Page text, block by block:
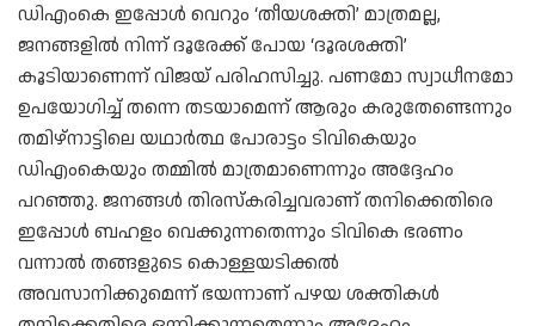
ഡിഎംകെ ഇപ്പോൾ വെറും ‘തീയശക്തി’ മാത്രമല്ല,
ജനങ്ങളിൽ നിന്ന് ദൂരേക്ക് പോയ ‘ദൂരശക്തി’
കൂടിയാണെന്ന് വിജയ് പരിഹസിച്ചു. പണമോ സ്വാധീനമോ
ഉപയോഗിച്ച് തന്നെ തടയാമെന്ന് ആരും കരുതേണ്ടെന്നും
തമിഴ്നാട്ടിലെ യഥാർത്ഥ പോരാട്ടം ടിവികെയും
ഡിഎംകെയും തമ്മിൽ മാത്രമാണെന്നും അദ്ദേഹം
പറഞ്ഞു. ജനങ്ങൾ തിരസ്കരിച്ചവരാണ് തനിക്കെതിരെ
ഇപ്പോൾ ബഹളം വെക്കുന്നതെന്നും ടിവികെ ഭരണം
വന്നാൽ തങ്ങളുടെ കൊള്ളയടിക്കൽ
അവസാനിക്കുമെന്ന് ഭയന്നാണ് പഴയ ശക്തികൾ